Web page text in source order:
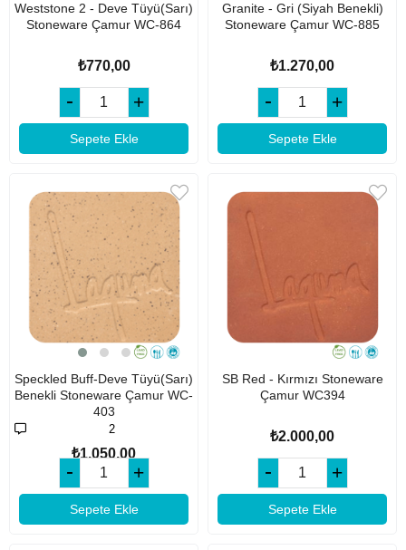
Weststone 2 - Deve Tüyü(Sarı)
Stoneware Çamur WC-864
₺770,00
Sepete Ekle
Granite - Gri (Siyah Benekli)
Stoneware Çamur WC-885
₺1.270,00
Sepete Ekle
Speckled Buff-Deve Tüyü(Sarı)
Benekli Stoneware Çamur WC-
403
2
₺1.050,00
Sepete Ekle
SB Red - Kırmızı Stoneware
Çamur WC394
₺2.000,00
Sepete Ekle